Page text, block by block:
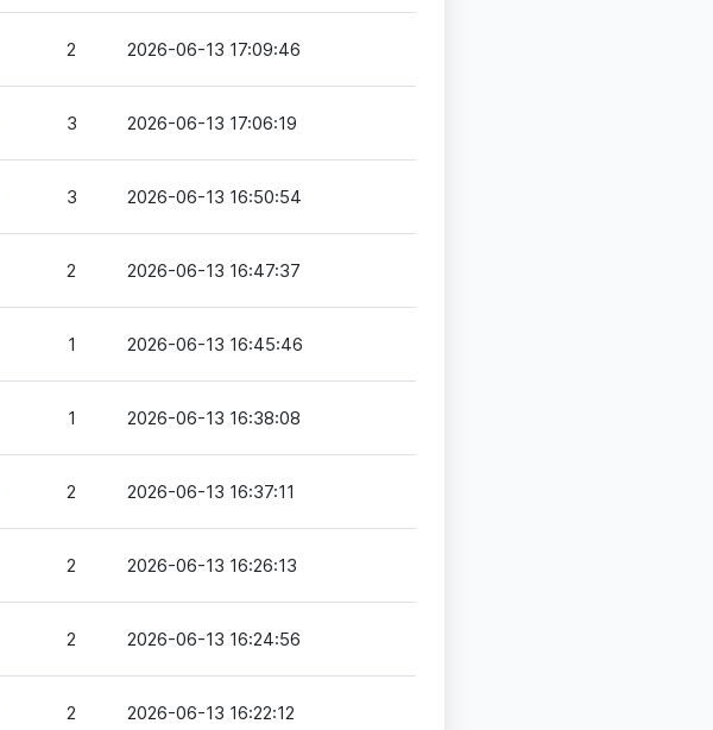
2 2026-06-13 17:09:46
3 2026-06-13 17:06:19
3 2026-06-13 16:50:54
2 2026-06-13 16:47:37
1 2026-06-13 16:45:46
1 2026-06-13 16:38:08
2 2026-06-13 16:37:11
2 2026-06-13 16:26:13
2 2026-06-13 16:24:56
2 2026-06-13 16:22:12